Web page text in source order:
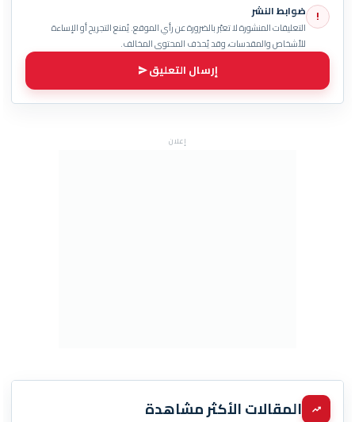
! ضوابط النشر
التعليقات المنشورة لا تعبّر بالضرورة عن رأي الموقع. يُمنع التجريح أو الإساءة
للأشخاص والمقدسات، وقد يُحذف المحتوى المخالف.
إرسال التعليق
إعلان
المقالات الأكثر مشاهدة